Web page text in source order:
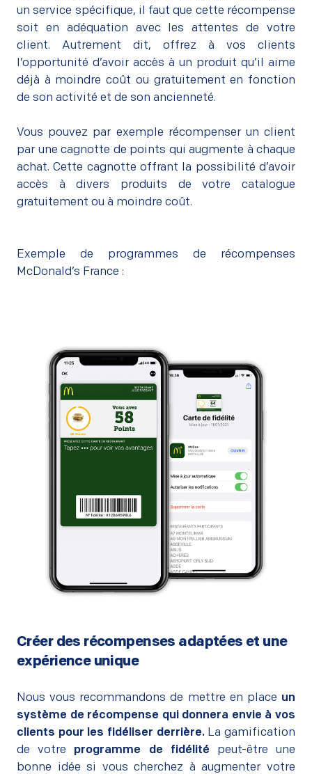
un service spécifique, il faut que cette récompense
soit en adéquation avec les attentes de votre
client. Autrement dit, offrez à vos clients
l’opportunité d’avoir accès à un produit qu’il aime
déjà à moindre coût ou gratuitement en fonction
de son activité et de son ancienneté.
Vous pouvez par exemple récompenser un client
par une cagnotte de points qui augmente à chaque
achat. Cette cagnotte offrant la possibilité d’avoir
accès à divers produits de votre catalogue
gratuitement ou à moindre coût.
Exemple de programmes de récompenses
McDonald’s France :
Créer des récompenses adaptées et une
expérience unique
Nous vous recommandons de mettre en place un
système de récompense qui donnera envie à vos
clients pour les fidéliser derrière.La gamification
de votre programme de fidélité
peut-être une
bonne idée si vous cherchez à augmenter votre